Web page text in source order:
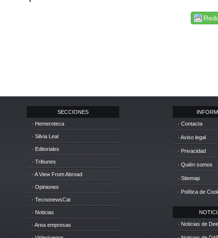
SECCIONES
· Hemeroteca
· Silvia Leal
· Editoriales
· Tribunes
· A View From Abroad
· Opiniones
· TecnonewsCat
· Noticias
· Area empresas
· Contacta
· Aviso legal
· Privacidad
· Quién somos
· Sitemap
· Política de
· Noticias de